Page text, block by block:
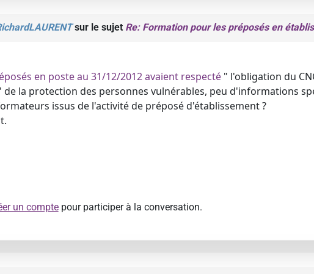
sur le sujet Re: Formation pour les préposés en
en poste au 31/12/2012 avaient respecté" l'obligation du
de la protection des personnes vulnérables, peu d'informations
issus de l'activité de préposé d'établissement ?
un comptepour participer à la conversation.